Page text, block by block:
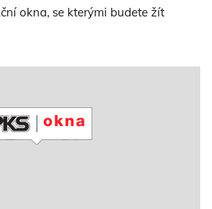
okna, se kterými budete žít